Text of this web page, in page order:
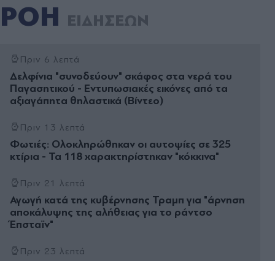
ΡΟΗ ΕΙΔΗΣΕΩΝ
Πριν 6 λεπτά
Δελφίνια "συνοδεύουν" σκάφος στα νερά του
Παγασητικού - Εντυπωσιακές εικόνες από τα
αξιαγάπητα θηλαστικά (Βίντεο)
Πριν 13 λεπτά
Φωτιές: Ολοκληρώθηκαν οι αυτοψίες σε 325
κτίρια - Τα 118 χαρακτηρίστηκαν "κόκκινα"
Πριν 21 λεπτά
Αγωγή κατά της κυβέρνησης Τραμπ για "άρνηση
αποκάλυψης της αλήθειας για το ράντσο
Έπσταϊν"
Πριν 23 λεπτά